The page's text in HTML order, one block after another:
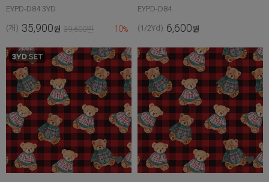
EYPD-D84 3YD
(개) 35,900원 39,600원 10%
EYPD-D84
(1/2Yd) 6,600원